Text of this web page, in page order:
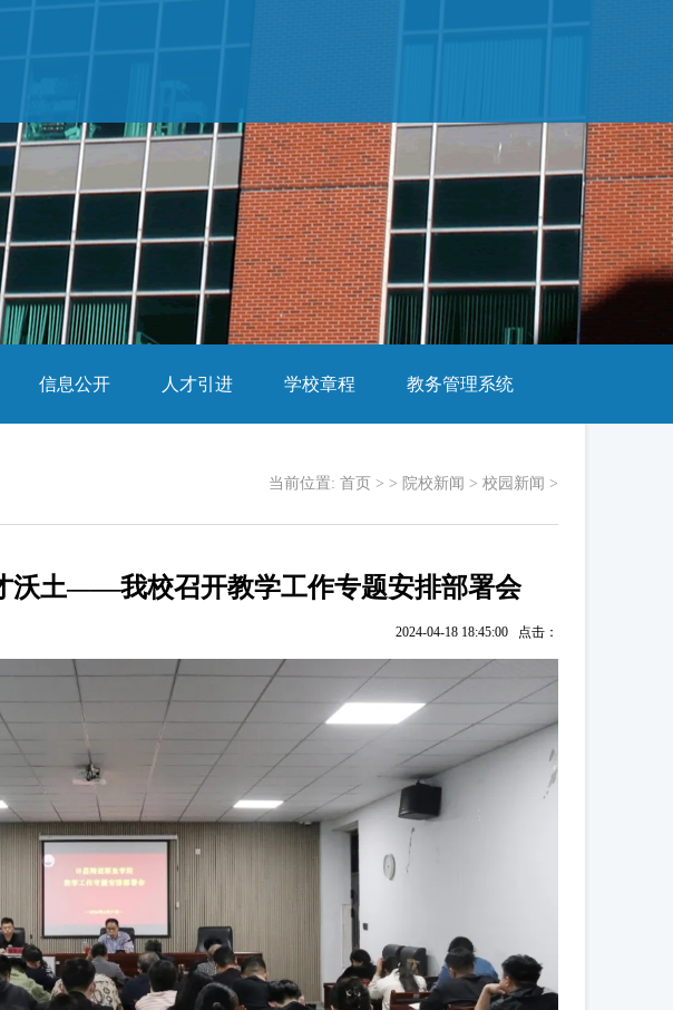
信息公开 人才引进 学校章程 教务管理系统
当前位置: 首页 > > 院校新闻 > 校园新闻 >
沃土——我校召开教学工作专题安排部署会
2024-04-18 18:45:00 点击：